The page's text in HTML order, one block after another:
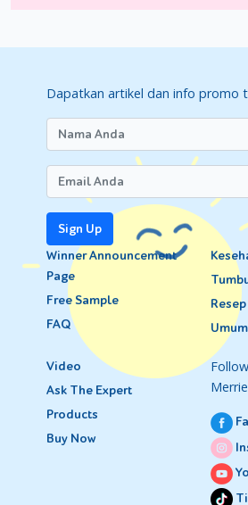
Dapatkan artikel dan info promo
Sign Up
Winner Announcement
Page
Free Sample
FAQ
Resep
Umum
Video
Ask The Expert
Products
Buy Now